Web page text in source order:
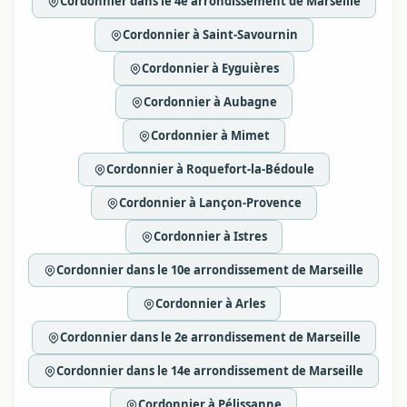
Cordonnier à Saint-Savournin
Cordonnier à Eyguières
Cordonnier à Aubagne
Cordonnier à Mimet
Cordonnier à Roquefort-la-Bédoule
Cordonnier à Lançon-Provence
Cordonnier à Istres
Cordonnier dans le 10e arrondissement de Marseille
Cordonnier à Arles
Cordonnier dans le 2e arrondissement de Marseille
Cordonnier dans le 14e arrondissement de Marseille